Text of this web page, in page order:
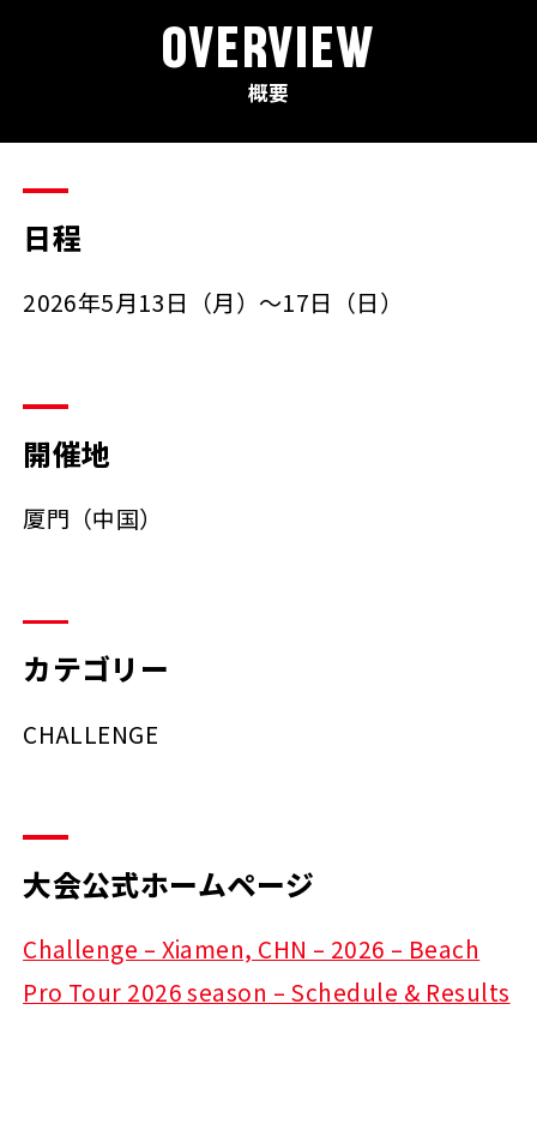
OVERVIEW
概要
日程
2026年5月13日（月）～17日（日）
開催地
厦門（中国）
カテゴリー
CHALLENGE
大会公式ホームページ
Challenge – Xiamen, CHN – 2026 – Beach
Pro Tour 2026 season – Schedule & Results